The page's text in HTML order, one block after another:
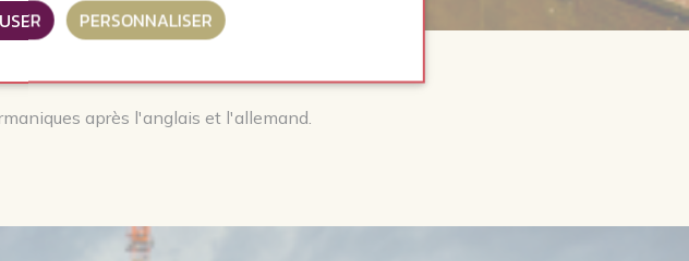
après l'anglais et l'allemand.
PERSONNALISER